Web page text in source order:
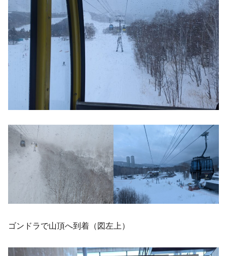
ゴンドラで山頂へ到着（図左上）